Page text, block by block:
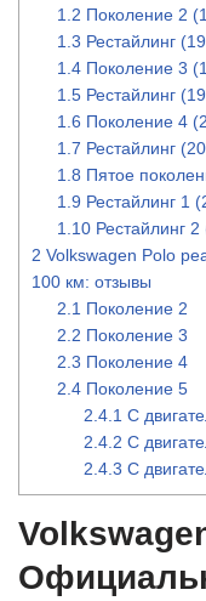
1.2 Поколение 2
1.3 Рестайлинг
1.4 Поколение 3
1.5 Рестайлинг
1.6 Поколение 4
1.7 Рестайлинг
1.8 Пятое
1.9 Рестайлинг 1
1.10 Рестайлинг
2 Volkswagen Polo
100 км: отзывы
2.1 Поколение 2
2.2 Поколение 3
2.3 Поколение 4
2.4 Поколение 5
2.4.1 С
2.4.2 С
2.4.3 С